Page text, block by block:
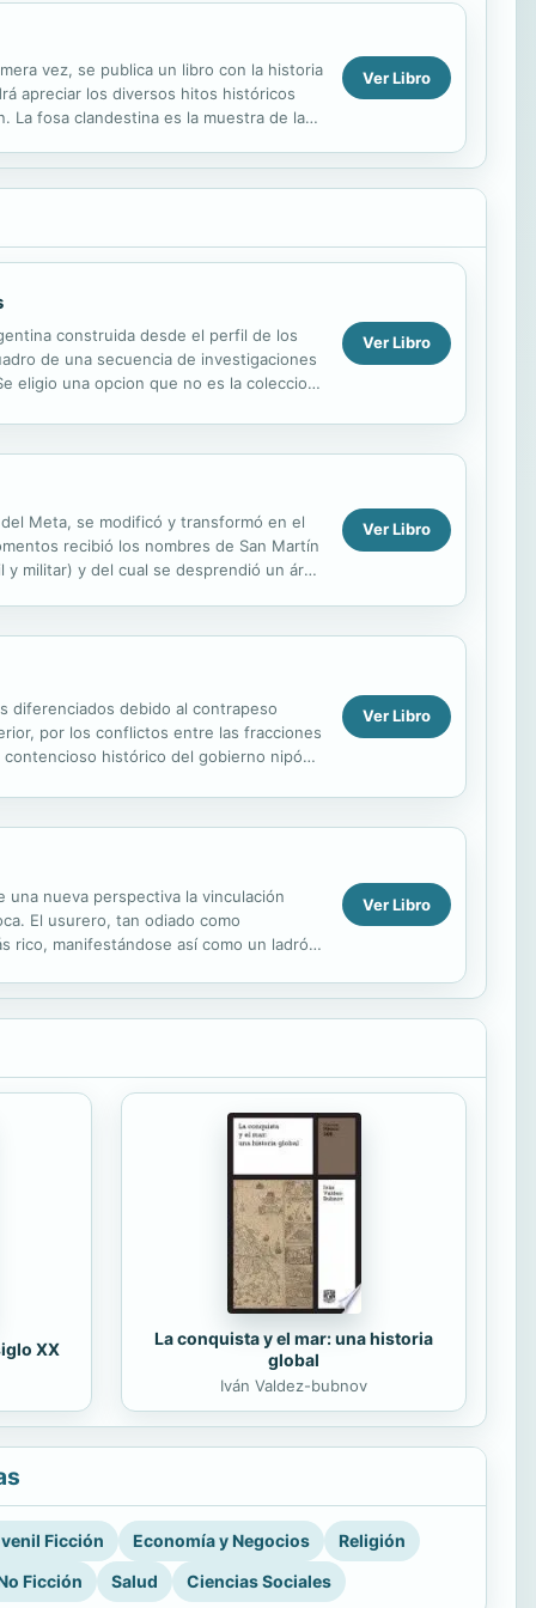
vez, se publica un libro con la historia
apreciar los diversos hitos históricos
La fosa clandestina es la muestra de la
Ver Libro
construida desde el perfil de los
de una secuencia de investigaciones
eligio una opcion que no es la coleccion
Ver Libro
Meta, se modificó y transformó en el
recibió los nombres de San Martín
militar) y del cual se desprendió un área
Ver Libro
diferenciados debido al contrapeso
por los conflictos entre las fracciones
histórico del gobierno nipón
Ver Libro
nueva perspectiva la vinculación
El usurero, tan odiado como
rico, manifestándose así como un ladrón
Ver Libro
XX
La conquista y el mar: una historia
global
Iván Valdez-bubnov
Ficción Economía y Negocios
Religión
Ficción
Salud Ciencias Sociales